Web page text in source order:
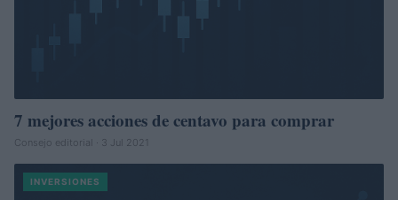
7 mejores acciones de centavo para comprar
Consejo editorial · 3 Jul 2021
INVERSIONES